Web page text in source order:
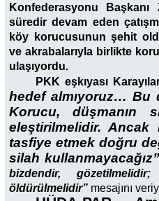
Konfederasyonu Başkanı
süredir devam eden
köy korucusunun şehit
ve akrabalarıyla birlikte
ulaşıyordu.
PKK eşkıyası
hedef almıyoruz… Bu
Korucu, düşmanın
eleştirilmelidir.
tasfiye etmek doğru
silah kullanmayacağız”
bizdendir,
öldürülmelidir” mesajını